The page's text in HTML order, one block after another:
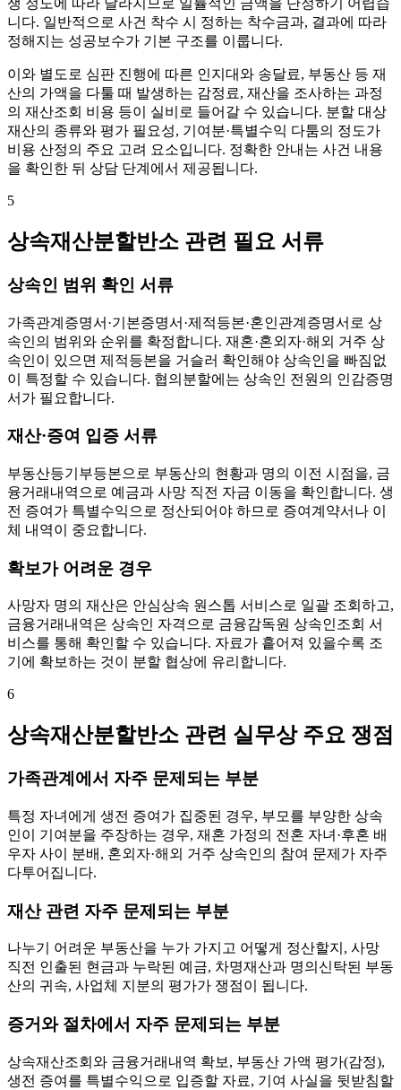
쟁 정도에 따라 달라지므로 일률적인 금액을 단정하기 어렵습
니다. 일반적으로 사건 착수 시 정하는 착수금과, 결과에 따라
정해지는 성공보수가 기본 구조를 이룹니다.
이와 별도로 심판 진행에 따른 인지대와 송달료, 부동산 등 재
산의 가액을 다툴 때 발생하는 감정료, 재산을 조사하는 과정
의 재산조회 비용 등이 실비로 들어갈 수 있습니다. 분할 대상
재산의 종류와 평가 필요성, 기여분·특별수익 다툼의 정도가
비용 산정의 주요 고려 요소입니다. 정확한 안내는 사건 내용
을 확인한 뒤 상담 단계에서 제공됩니다.
5
상속재산분할반소 관련 필요 서류
상속인 범위 확인 서류
가족관계증명서·기본증명서·제적등본·혼인관계증명서로 상
속인의 범위와 순위를 확정합니다. 재혼·혼외자·해외 거주 상
속인이 있으면 제적등본을 거슬러 확인해야 상속인을 빠짐없
이 특정할 수 있습니다. 협의분할에는 상속인 전원의 인감증명
서가 필요합니다.
재산·증여 입증 서류
부동산등기부등본으로 부동산의 현황과 명의 이전 시점을, 금
융거래내역으로 예금과 사망 직전 자금 이동을 확인합니다. 생
전 증여가 특별수익으로 정산되어야 하므로 증여계약서나 이
체 내역이 중요합니다.
확보가 어려운 경우
사망자 명의 재산은 안심상속 원스톱 서비스로 일괄 조회하고,
금융거래내역은 상속인 자격으로 금융감독원 상속인조회 서
비스를 통해 확인할 수 있습니다. 자료가 흩어져 있을수록 조
기에 확보하는 것이 분할 협상에 유리합니다.
6
상속재산분할반소 관련 실무상 주요 쟁점
가족관계에서 자주 문제되는 부분
특정 자녀에게 생전 증여가 집중된 경우, 부모를 부양한 상속
인이 기여분을 주장하는 경우, 재혼 가정의 전혼 자녀·후혼 배
우자 사이 분배, 혼외자·해외 거주 상속인의 참여 문제가 자주
다투어집니다.
재산 관련 자주 문제되는 부분
나누기 어려운 부동산을 누가 가지고 어떻게 정산할지, 사망
직전 인출된 현금과 누락된 예금, 차명재산과 명의신탁된 부동
산의 귀속, 사업체 지분의 평가가 쟁점이 됩니다.
증거와 절차에서 자주 문제되는 부분
상속재산조회와 금융거래내역 확보, 부동산 가액 평가(감정),
생전 증여를 특별수익으로 입증할 자료, 기여 사실을 뒷받침할